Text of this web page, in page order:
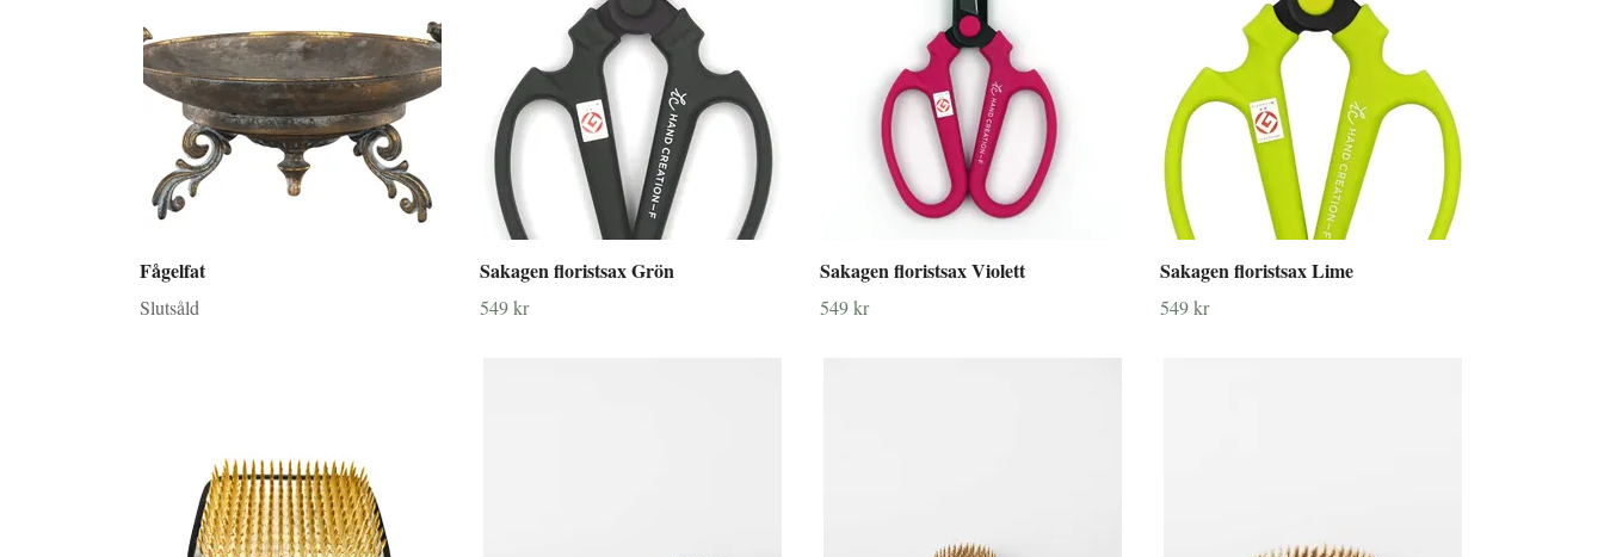
Fågelfat
Slutsåld
Sakagen floristsax Grön
549 kr
Sakagen floristsax Violett
549 kr
Sakagen floristsax Lime
549 kr